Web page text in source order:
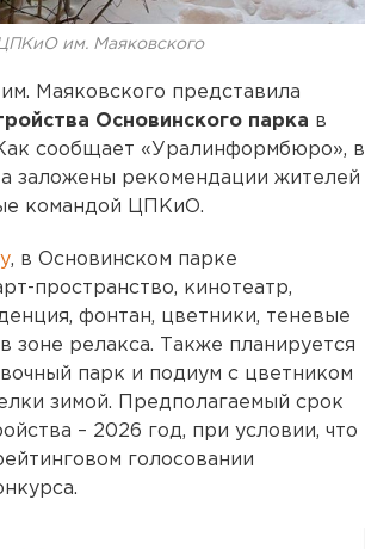
им. Маяковского
Маяковского представила
Основинского парка в
сообщает «Уралинформбюро», в
заложены рекомендации жителей
командой ЦПКиО.
, в Основинском парке
пространство, кинотеатр,
фонтан, цветники, теневые
зоне релакса. Также планируется
парк и подиум с цветником
зимой. Предполагаемый срок
– 2026 год, при условии, что
голосовании